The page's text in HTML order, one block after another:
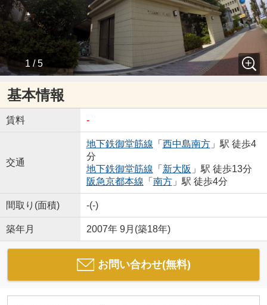
1 / 5
基本情報
賃料 -
交通
地下鉄御堂筋線 「 西中島南方」駅 徒歩4
分
地下鉄御堂筋線 「 新大阪 」駅 徒歩13分
阪急京都本線 「 南方」駅 徒歩4分
間取り(面積) -(-)
築年月 2007年 9月(築18年)
お問い合わせ(無料)